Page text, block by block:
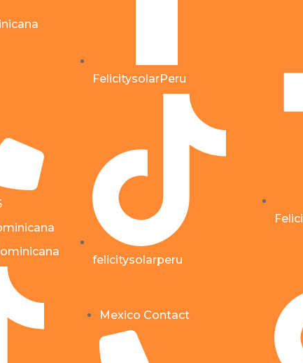
FelicitysolarPeru
felicitysolarperu
Mexico Contact